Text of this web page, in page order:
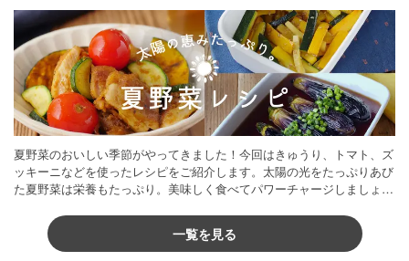
夏野菜のおいしい季節がやってきました！今回はきゅうり、トマト、ズ
ッキーニなどを使ったレシピをご紹介します。太陽の光をたっぷりあび
た夏野菜は栄養もたっぷり。美味しく食べてパワーチャージしましょう
一覧を見る